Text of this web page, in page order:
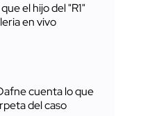
el hijo del "R1"
en vivo
cuenta lo que
del caso